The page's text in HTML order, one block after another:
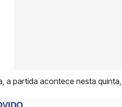
a partida acontece nesta